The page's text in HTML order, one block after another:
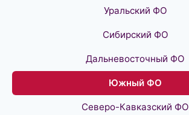
Уральский ФО
Сибирский ФО
Дальневосточный ФО
Южный ФО
Северо-Кавказский ФО